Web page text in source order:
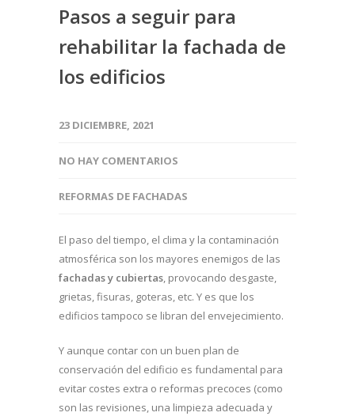
Pasos a seguir para
rehabilitar la fachada de
los edificios
23 DICIEMBRE, 2021
NO HAY COMENTARIOS
REFORMAS DE FACHADAS
El paso del tiempo, el clima y la contaminación
atmosférica son los mayores enemigos de las
fachadas y cubiertas, provocando desgaste,
grietas, fisuras, goteras, etc. Y es que los
edificios tampoco se libran del envejecimiento.
Y aunque contar con un buen plan de
conservación del edificio es fundamental para
evitar costes extra o reformas precoces (como
son las revisiones, una limpieza adecuada y